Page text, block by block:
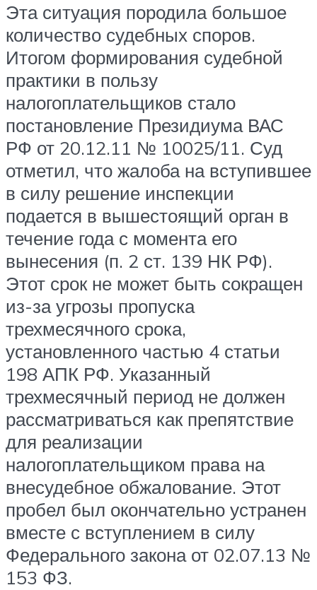
Эта ситуация породила большое
количество судебных споров.
Итогом формирования судебной
практики в пользу
налогоплательщиков стало
постановление Президиума ВАС
РФ от 20.12.11 № 10025/11. Суд
отметил, что жалоба на вступившее
в силу решение инспекции
подается в вышестоящий орган в
течение года с момента его
вынесения (п. 2 ст. 139 НК РФ).
Этот срок не может быть сокращен
из-за угрозы пропуска
трехмесячного срока,
установленного частью 4 статьи
198 АПК РФ. Указанный
трехмесячный период не должен
рассматриваться как препятствие
для реализации
налогоплательщиком права на
внесудебное обжалование. Этот
пробел был окончательно устранен
вместе с вступлением в силу
Федерального закона от 02.07.13 №
153 ФЗ.